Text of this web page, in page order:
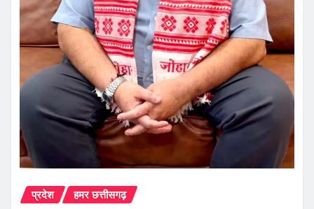
प्रदेश हमर छत्तीसगढ़